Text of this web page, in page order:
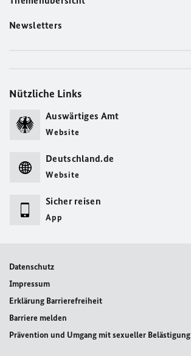
Newsletters
Nützliche Links
Auswärtiges Amt
Website
Deutschland.de
Website
Sicher reisen
App
Datenschutz
Impressum
Erklärung Barrierefreiheit
Barriere melden
Prävention und Umgang mit sexueller Belästigung